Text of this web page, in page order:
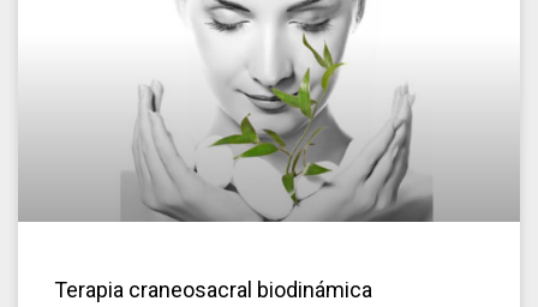
Terapia craneosacral biodinámica